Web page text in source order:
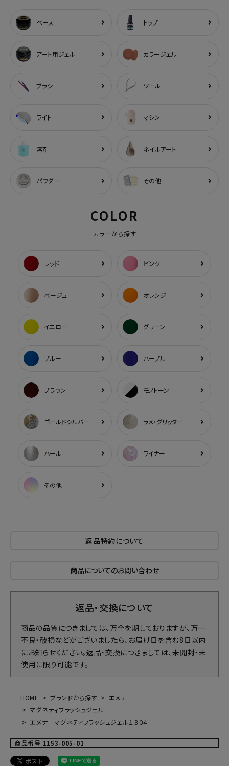
ベース トップ
アート用ジェル カラージェル
ブラシ ツール
ライト マシン
溶剤 ネイルアート
パウダー その他
COLOR
カラーから探す
レッド ピンク
ベージュ オレンジ
イエロー グリーン
ブルー パープル
ブラウン モノトーン
ゴールドシルバー ラメ・グリッター
パール ライナー
その他
返品特約について
商品についてのお問い合わせ
返品・交換について
商品の品質につきましては、万全を期しておりますが、万一
不良・破損などがございましたら、お届け日を含む8日以内
にお知らせください。返品・交換につきましては、未開封・未
使用に限り可能です。
HOME ブランドから探す
エメナ
マグネティフラッシュジェル
エメナ マグネティフラッシュジェル１３０４
商品番号 1153-005-01